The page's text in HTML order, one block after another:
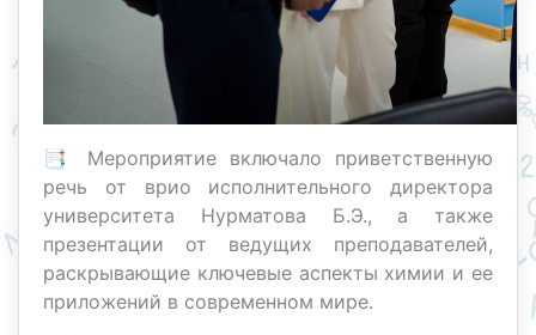
📑 Мероприятие включало приветственную
речь от врио исполнительного директора
университета Нурматова Б.Э., а также
презентации от ведущих преподавателей,
раскрывающие ключевые аспекты химии и ее
приложений в современном мире.